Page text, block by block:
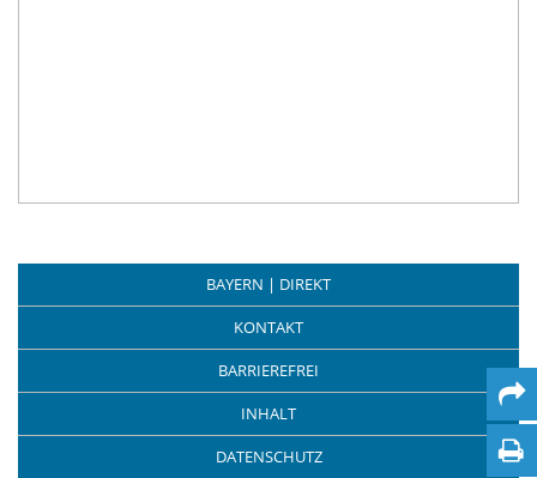
BAYERN | DIREKT
KONTAKT
BARRIEREFREI
INHALT
DATENSCHUTZ